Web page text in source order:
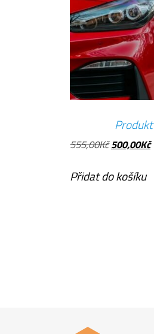
555,00Kč Původní
byla:
500,00Kč
Přidat do košíku